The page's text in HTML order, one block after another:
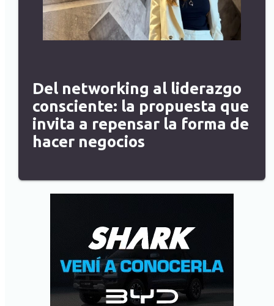
Del networking al liderazgo
consciente: la propuesta que
invita a repensar la forma de
hacer negocios